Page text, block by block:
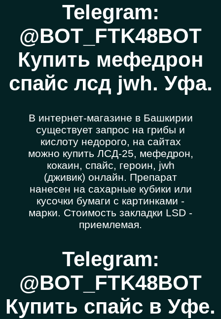
Telegram:
@BOT_FTK48BOT
Купить мефедрон
спайс лсд jwh. Уфа.
В интернет-магазине в Башкирии
существует запрос на грибы и
кислоту недорого, на сайтах
можно купить ЛСД-25, мефедрон,
кокаин, спайс, героин, jwh
(дживик) онлайн. Препарат
нанесен на сахарные кубики или
кусочки бумаги с картинками -
марки. Стоимость закладки LSD -
приемлемая.
Telegram:
@BOT_FTK48BOT
Купить спайс в Уфе.